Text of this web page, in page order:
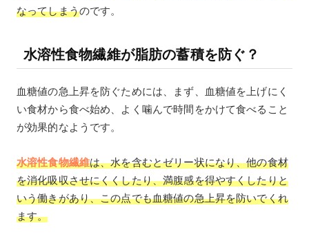
なってしまうのです。
水溶性食物繊維が脂肪の蓄積を防ぐ？
血糖値の急上昇を防ぐためには、まず、血糖値を上げにく
い食材から食べ始め、よく噛んで時間をかけて食べること
が効果的なようです。
水溶性食物繊維は、水を含むとゼリー状になり、他の食材
を消化吸収させにくくしたり、満腹感を得やすくしたりと
いう働きがあり、この点でも血糖値の急上昇を防いでくれ
ます。